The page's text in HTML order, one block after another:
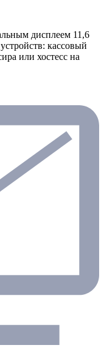
дисплеем 11,6
кассовый
или хостесс на